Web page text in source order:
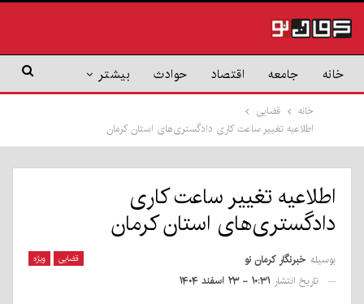
خانه جامعه اقتصاد حوادث بیشتر
خانه
قضایی
اطلاعیه تغییر ساعت کاری دادگستری‌های استان کرمان
اطلاعیه تغییر ساعت کاری
دادگستری‌های استان کرمان
قضایی ویژه بوسیله خبرنگار کرمان نو
تاریخ انتشار ۱۰:۳۱ - ۲۳ اسفند ۱۴۰۴